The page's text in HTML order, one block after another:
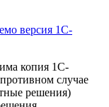
версия 1С-
копия 1С-
случае
решения)